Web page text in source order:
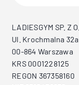
LADIESGYM SP. Z
Ul. Krochmalna
00-864 Warszawa
KRS 0001228125
REGON 367358160